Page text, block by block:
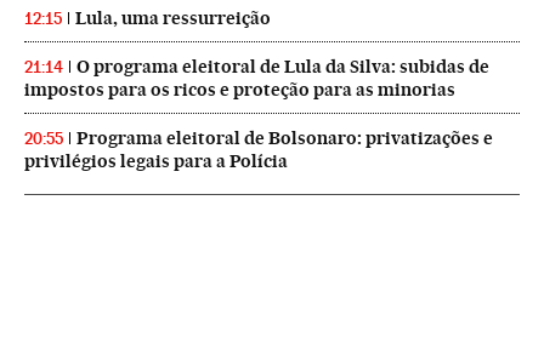
12:15 Lula, uma ressurreição
21:14
O programa eleitoral de Lula da Silva: subidas de
impostos para os ricos e proteção para as minorias
20:55
Programa eleitoral de Bolsonaro: privatizações e
privilégios legais para a Polícia